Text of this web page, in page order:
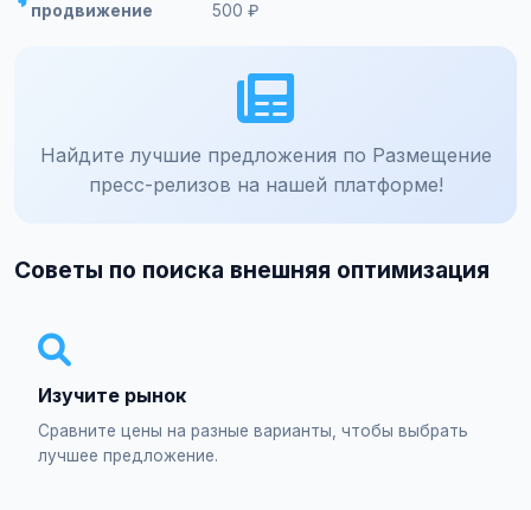
продвижение
500 ₽
Найдите лучшие предложения по Размещение
пресс-релизов на нашей платформе!
Советы по поиска внешняя оптимизация
Изучите рынок
Сравните цены на разные варианты, чтобы выбрать
лучшее предложение.